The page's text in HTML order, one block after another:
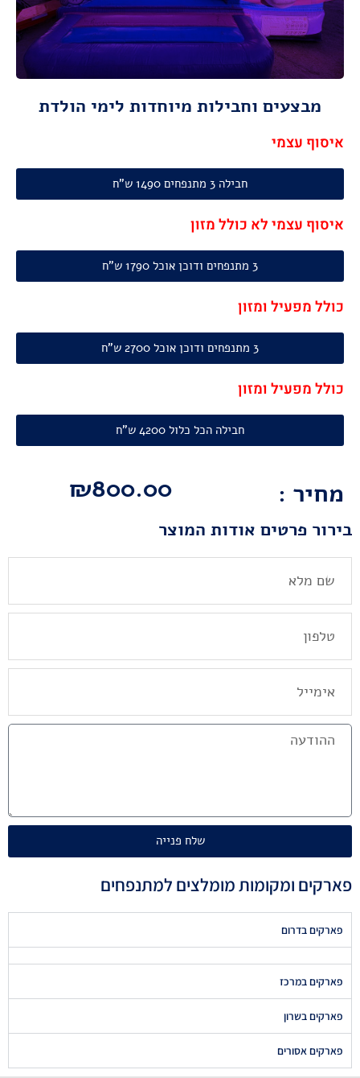
מידות ונתונים
מבצעים וחבילות מיוחדות לימי הולדת
איסוף עצמי
חבילה 3 מתנפחים 1490 ש"ח
איסוף עצמי לא כולל מזון
3 מתנפחים ודוכן אוכל 1790 ש"ח
כולל מפעיל ומזון
3 מתנפחים ודוכן אוכל 2700 ש"ח
כולל מפעיל ומזון
חבילה הכל כלול 4200 ש"ח
מחיר : ₪800.00
בירור פרטים אודות המוצר
ההודעה
שלח פנייה
פארקים ומקומות מומלצים למתנפחים
פארקים בדרום
פארקים במרכז
פארקים בשרון
פארקים אסורים